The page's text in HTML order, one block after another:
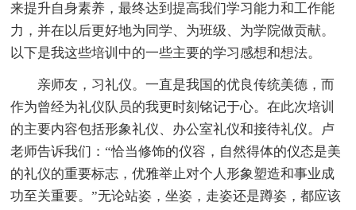
来提升自身素养，最终达到提高我们学习能力和工作能
力，并在以后更好地为同学、为班级、为学院做贡献。
以下是我这些培训中的一些主要的学习感想和想法。
亲师友，习礼仪。一直是我国的优良传统美德，而
作为曾经为礼仪队员的我更时刻铭记于心。在此次培训
的主要内容包括形象礼仪、办公室礼仪和接待礼仪。卢
老师告诉我们：“恰当修饰的仪容，自然得体的仪态是美
的礼仪的重要标志，优雅举止对个人形象塑造和事业成
功至关重要。”无论站姿，坐姿，走姿还是蹲姿，都应该